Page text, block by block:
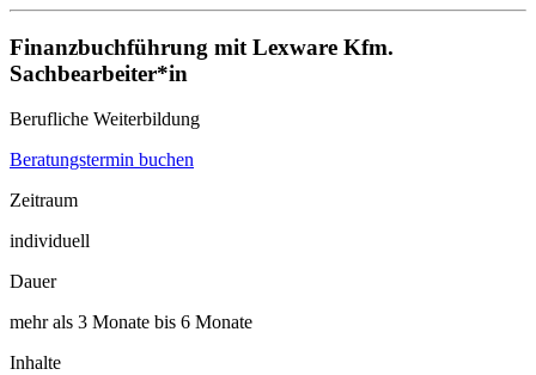
Finanzbuchführung mit Lexware Kfm.
Sachbearbeiter*in
Berufliche Weiterbildung
Beratungstermin buchen
Zeitraum
individuell
Dauer
mehr als 3 Monate bis 6 Monate
Inhalte